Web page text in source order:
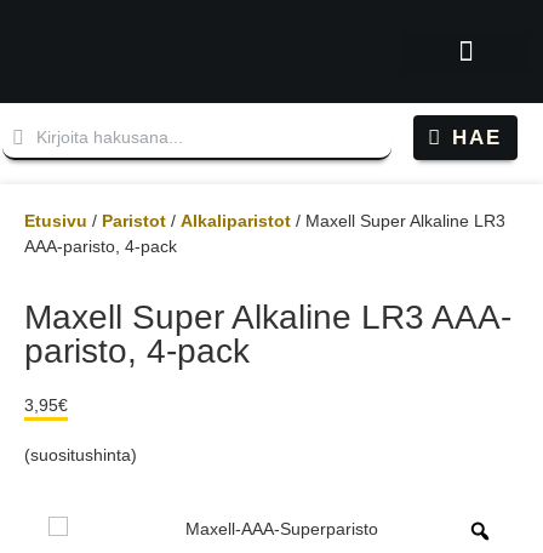
HAE
Etusivu / Paristot / Alkaliparistot / Maxell Super Alkaline LR3
AAA-paristo, 4-pack
Maxell Super Alkaline LR3 AAA-
paristo, 4-pack
3,95€
(suositushinta)